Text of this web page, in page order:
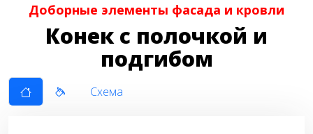
Доборные элементы фасада и кровли
Конек с полочкой и
подгибом
Схема